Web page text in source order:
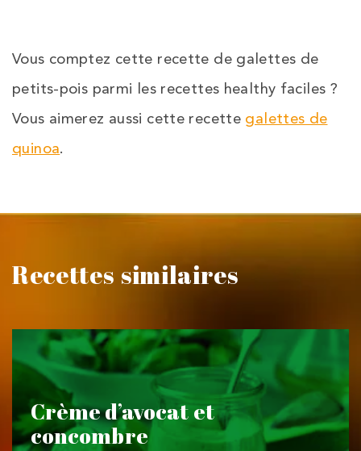
Vous comptez cette recette de galettes de
petits-pois parmi les recettes healthy faciles ?
Vous aimerez aussi cette recette galettes de
quinoa.
Recettes similaires
Crème d’avocat et
concombre